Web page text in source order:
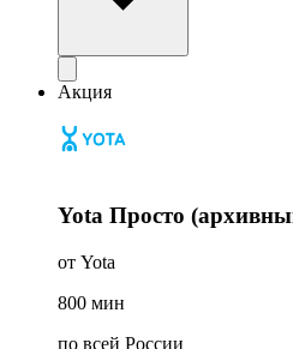
Акция
Yota Просто
от Yota
800 мин
по всей России